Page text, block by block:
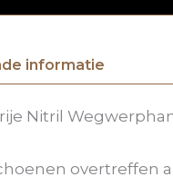
informatie
Nitril
overtreffen